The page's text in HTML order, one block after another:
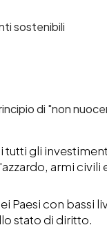
sostenibili
di "non
gli
armi civili
Paesi con bassi
stato di diritto.